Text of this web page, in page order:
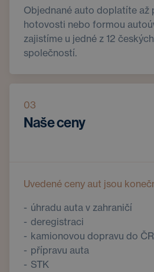
Objednané auto doplatíte až
hotovosti nebo formou
zajistíme u jedné z 12
společností.
03
Naše ceny
Uvedené ceny aut jsou
úhradu auta v zahraničí
deregistraci
kamionovou dopravu do ČR
přípravu auta
STK